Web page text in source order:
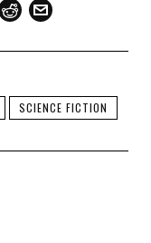
SCIENCE FICTION